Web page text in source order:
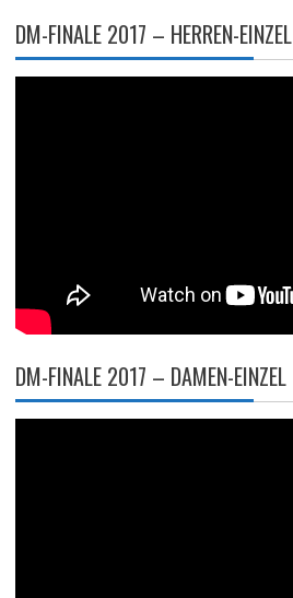
DM-FINALE 2017 – HERREN-EINZEL
DM-FINALE 2017 – DAMEN-EINZEL